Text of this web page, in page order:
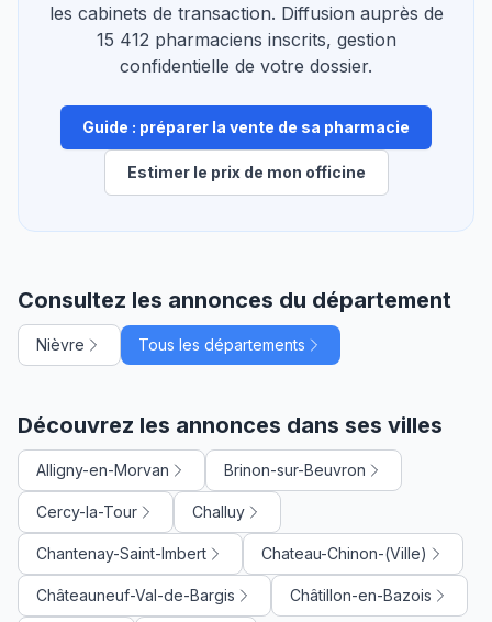
les cabinets de transaction. Diffusion auprès de
15 412 pharmaciens inscrits, gestion
confidentielle de votre dossier.
Guide : préparer la vente de sa pharmacie
Estimer le prix de mon officine
Consultez les annonces du département
Nièvre Tous les départements
Découvrez les annonces dans ses villes
Alligny-en-Morvan Brinon-sur-Beuvron
Cercy-la-Tour Challuy
Chantenay-Saint-Imbert Chateau-Chinon-(Ville)
Châteauneuf-Val-de-Bargis Châtillon-en-Bazois